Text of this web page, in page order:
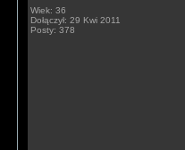
Wiek: 36
Dołączył: 29 Kwi 2011
Posty: 378